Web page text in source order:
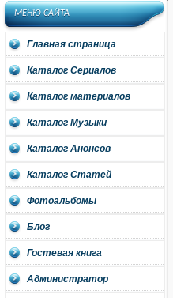
МЕНЮ САЙТА
Главная страница
Каталог Сериалов
Каталог материалов
Каталог Музыки
Каталог Анонсов
Каталог Статей
Фотоальбомы
Блог
Гостевая книга
Администратор